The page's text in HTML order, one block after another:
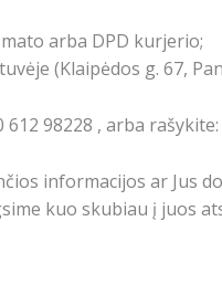
arba DPD kurjerio;
(Klaipėdos g. 67,
612 98228 , arba
informacijos ar Jus
kuo skubiau į juos